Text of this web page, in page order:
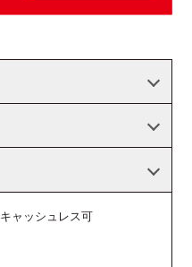
キャッシュレス可